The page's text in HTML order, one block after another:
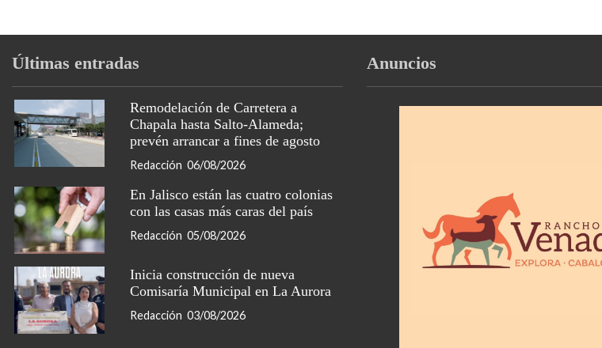
Últimas entradas
Remodelación de Carretera a
Chapala hasta Salto-Alameda;
prevén arrancar a fines de agosto
Redacción 06/08/2026
En Jalisco están las cuatro colonias
con las casas más caras del país
Redacción 05/08/2026
Inicia construcción de nueva
Comisaría Municipal en La Aurora
Redacción 03/08/2026
Anuncios